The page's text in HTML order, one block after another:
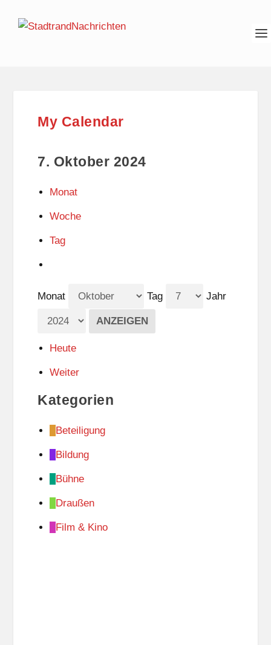
My Calendar
7. Oktober 2024
Monat
Woche
Tag
Monat Tag Jahr
Heute
Weiter
Kategorien
Beteiligung
Bildung
Bühne
Draußen
Film & Kino